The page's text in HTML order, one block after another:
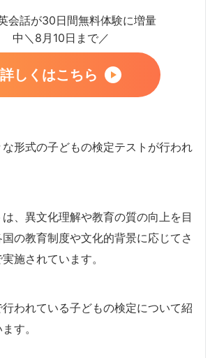
会話が30日間無料体験に増量
中＼8月10日まで／
詳しくはこちら
形式の子どもの検定テストが行われ
、異文化理解や教育の質の向上を目
の教育制度や文化的背景に応じてさ
施されています。
われている子どもの検定について紹
す。